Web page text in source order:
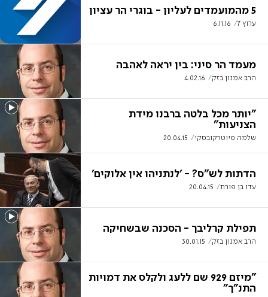
5 מהמועמדים לעליון - בוגרי הר עציון
ערוץ 7 6.11.16
מעמד הר סיני: בין יראה לאהבה
הרב אמנון בזק 4.02.16
"יותר מכל בלטה ברבנו מידת
הצניעות"
שלמה פיוטרקובסקי 20.04.15
הדתות לש"ס? - 'לנתניהו אין אלוקים'
עדו בן פורת 20.04.15
תפילת קרליבך - הסכנה שבשחיקה
הרב אמנון בזק 30.01.15
"מיזם 929 שם ללעג ולקלס את דמויות
התנ"ך"